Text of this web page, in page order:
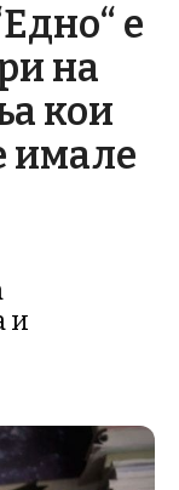
е
на
кои
имале
и